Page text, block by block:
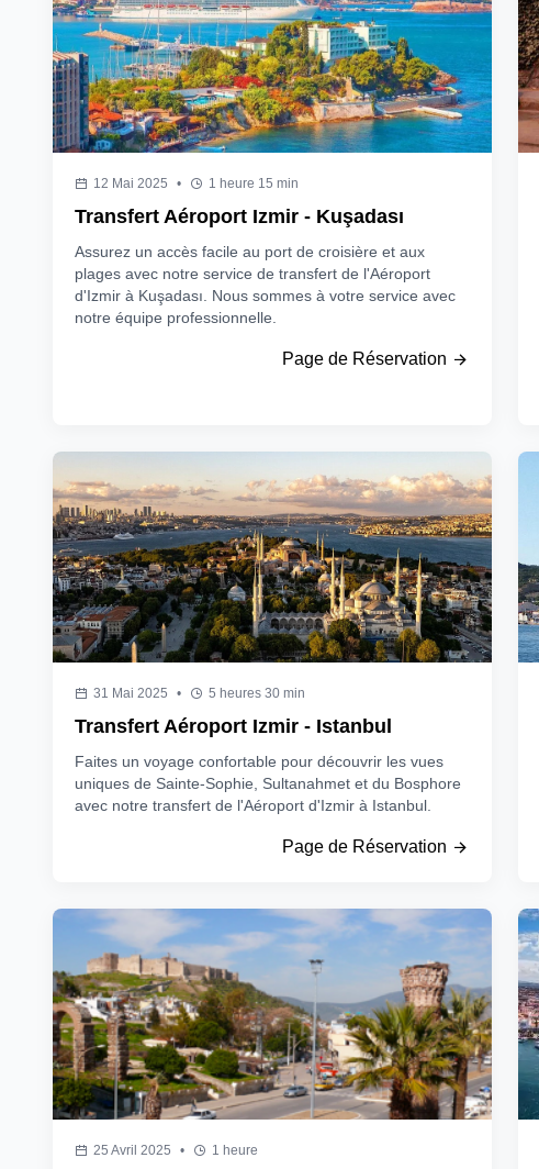
12 Mai 2025 • 1 heure 15 min
Transfert Aéroport Izmir - Kuşadası
Assurez un accès facile au port de croisière et aux
plages avec notre service de transfert de l'Aéroport
d'Izmir à Kuşadası. Nous sommes à votre service avec
notre équipe professionnelle.
Page de Réservation
31 Mai 2025 • 5 heures 30 min
Transfert Aéroport Izmir - Istanbul
Faites un voyage confortable pour découvrir les vues
uniques de Sainte-Sophie, Sultanahmet et du Bosphore
avec notre transfert de l'Aéroport d'Izmir à Istanbul.
Page de Réservation
25 Avril 2025 • 1 heure